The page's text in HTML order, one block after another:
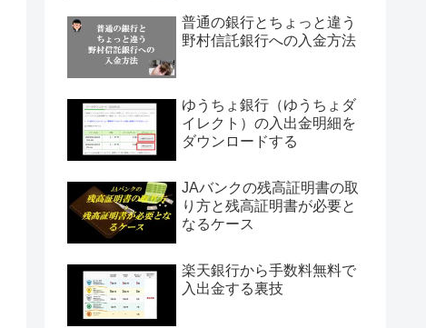
普通の銀行とちょっと違う
野村信託銀行への入金方法
ゆうちょ銀行（ゆうちょダ
イレクト）の入出金明細を
ダウンロードする
JAバンクの残高証明書の取
り方と残高証明書が必要と
なるケース
楽天銀行から手数料無料で
入出金する裏技